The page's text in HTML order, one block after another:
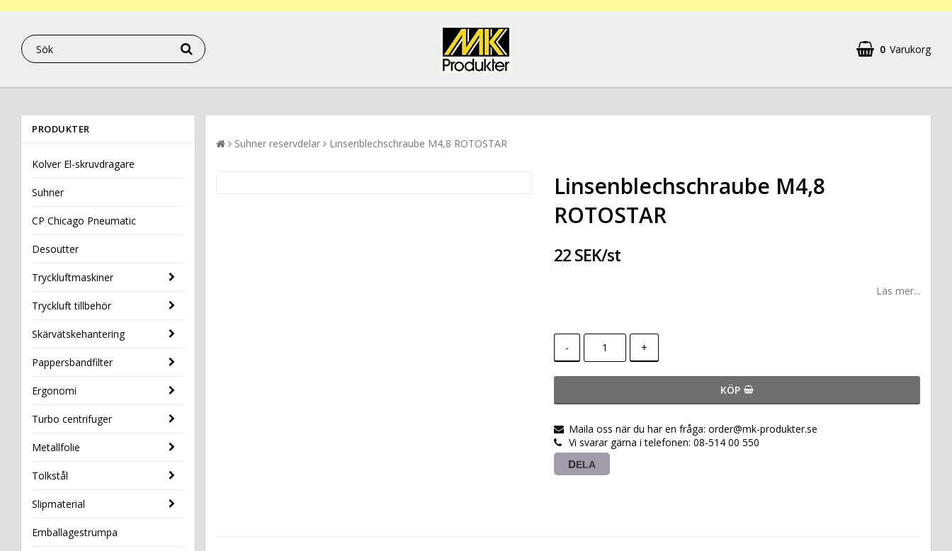
0 Varukorg
PRODUKTER
Kolver El-skruvdragare
Suhner
CP Chicago Pneumatic
Desoutter
Tryckluftmaskiner
Tryckluft tillbehör
Skärvätskehantering
Pappersbandfilter
Ergonomi
Turbo centrifuger
Metallfolie
Tolkstål
Slipmaterial
Emballagestrumpa
Suhner reservdelar Linsenblechschraube M4,8 ROTOSTAR
Linsenblechschraube M4,8
ROTOSTAR
22 SEK/st
Läs mer...
- +
KÖP
Maila oss när du har en fråga: order@mk-produkter.se
Vi svarar gärna i telefonen: 08-514 00 550
DELA